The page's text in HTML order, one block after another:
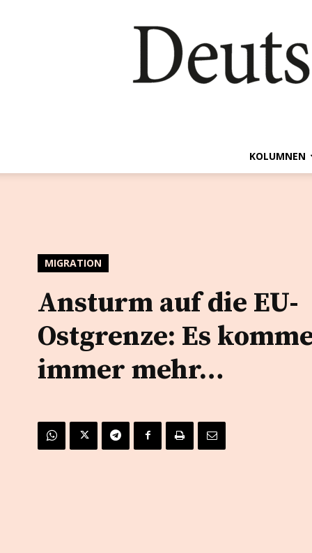
KOLUMNEN
MIGRATION
Ansturm auf die EU-
Ostgrenze: Es
immer mehr…